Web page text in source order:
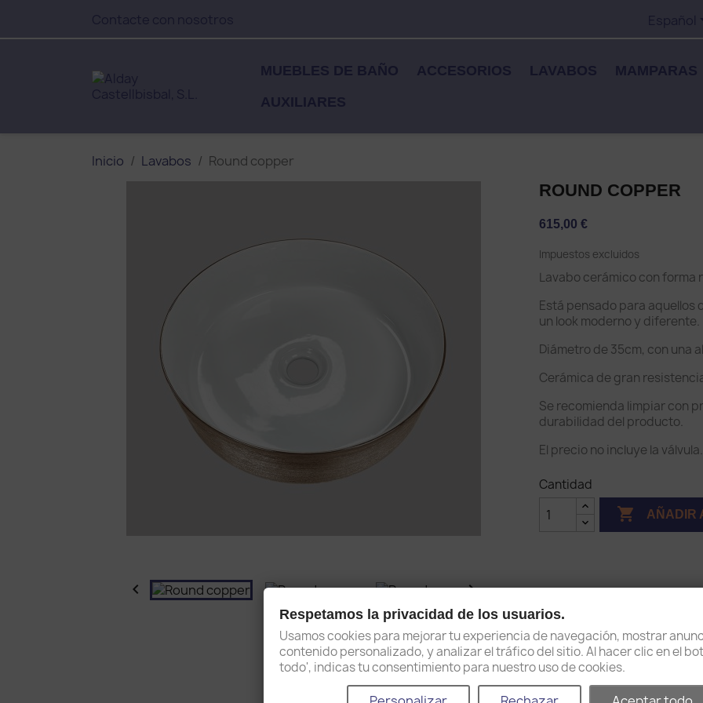
Inicio Lavabos Round copper
 
ROUND COPPER
615,00 €
Impuestos excluidos
Lavabo cerámico con forma
Está pensado para aquellos
un look moderno y diferente.
Diámetro de 35cm, con una
Cerámica de gran
Se recomienda limpiar con
durabilidad del producto.
El precio no incluye la válvula.
Cantidad
 AÑADIR
Compartir
2 años de garantía
Respetamos la privacidad de los usuarios.
Usamos cookies para mejorar tu experiencia de navegación, mostrar
contenido personalizado, y analizar el tráfico del sitio. Al hacer clic en el
todo', indicas tu consentimiento para nuestro uso de cookies.